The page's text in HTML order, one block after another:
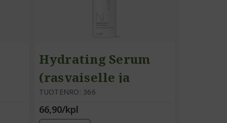
Hydrating Serum
(rasvaiselle ja
sekaiholle)
TUOTENRO: 366
66,90/kpl